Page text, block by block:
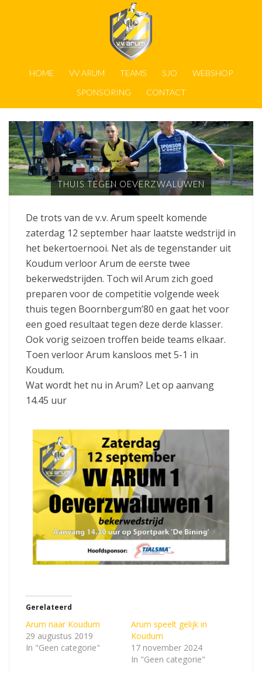
HOME VV ARUM TEAMS SJO
WEBSHOP
SPONSORING
CONTACT
THUIS TEGEN OEVERZWALUWEN
De trots van de v.v. Arum speelt komende
zaterdag 12 september haar laatste wedstrijd in
het bekertoernooi. Net als de tegenstander uit
Koudum verloor Arum de eerste twee
bekerwedstrijden. Toch wil Arum zich goed
preparen voor de competitie volgende week
thuis tegen Boornbergum’80 en gaat het voor
een goed resultaat tegen deze derde klasser.
Ook vorig seizoen troffen beide teams elkaar.
Toen verloor Arum kansloos met 5-1 in
Koudum.
Wat wordt het nu in Arum? Let op aanvang
14.45 uur
Gerelateerd
Arum naar Koudum
29 augustus 2019
In "Geen categorie"
Arum speelt gelijk in
Koudum
17 november 2024
In "Geen categorie"